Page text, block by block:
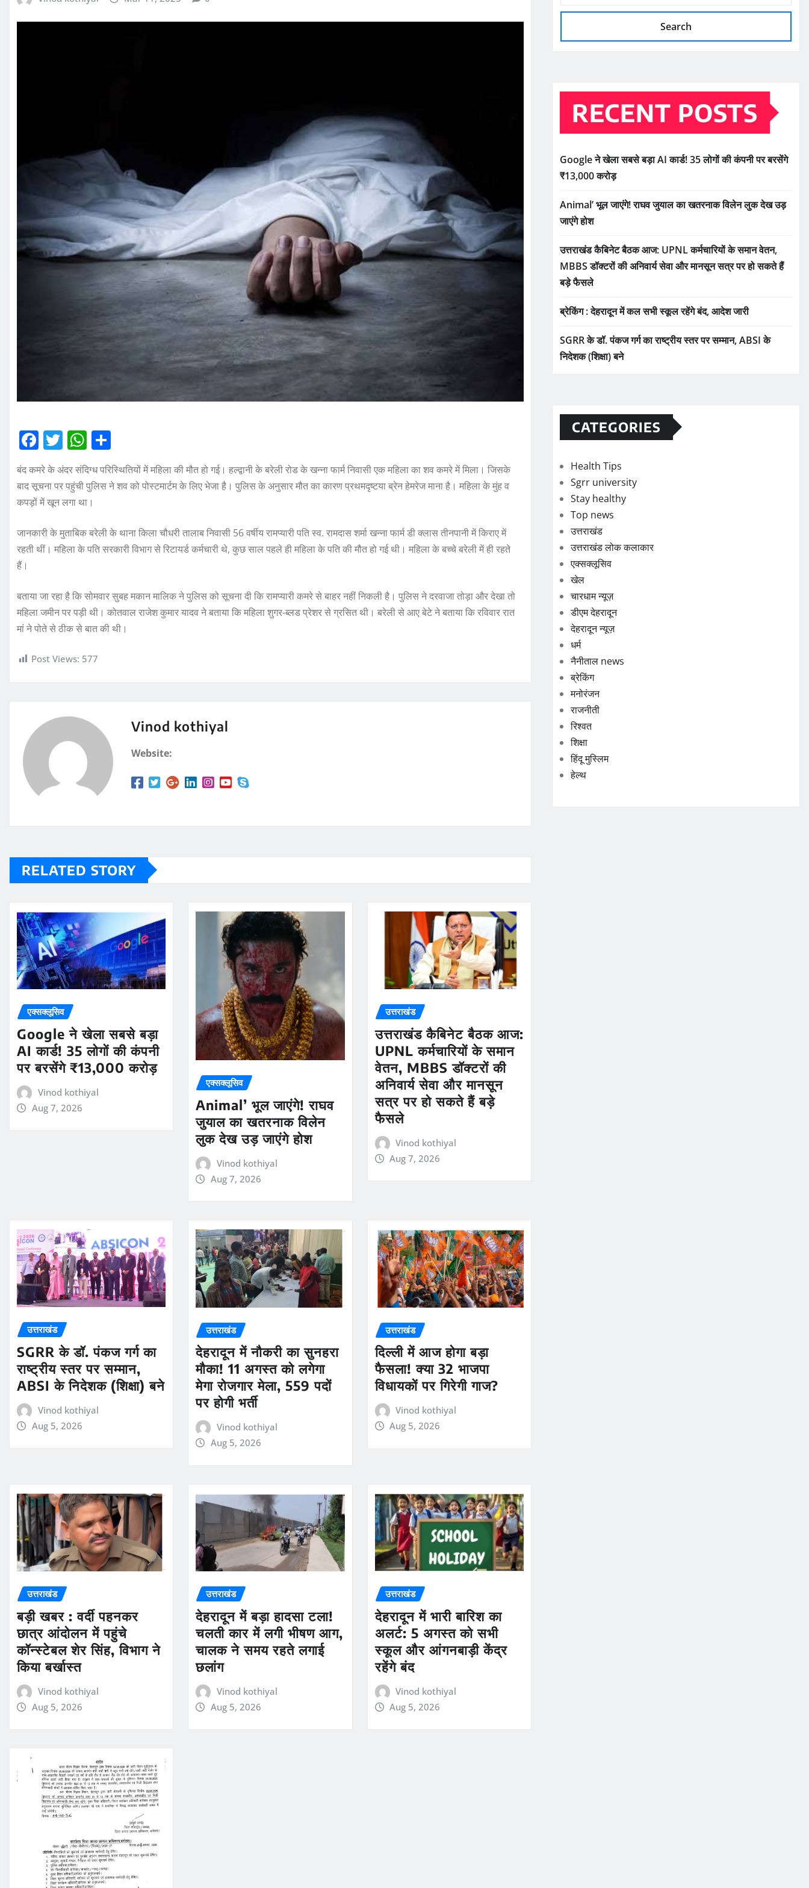
F
a
c
e
o
o
T
w
it
te
W
h
at
s
p
p
h
a
re
बंद कमरे के अंदर संदिग्ध परिस्थितियों में महिला की मौत हो गई। हल्द्वानी के बरेली रोड के खन्ना फार्म निवासी एक महिला का शव कमरे में मिला। जिसके
बाद सूचना पर पहुंची पुलिस ने शव को पोस्टमार्टम के लिए भेजा है। पुलिस के अनुसार मौत का कारण प्रथमदृष्टया ब्रेन हेमरेज माना है। महिला के मुंह व
कपड़ों में खून लगा था।
जानकारी के मुताबिक बरेली के थाना किला चौधरी तालाब निवासी 56 वर्षीय रामप्यारी पति स्व. रामदास शर्मा खन्ना फार्म डी क्लास तीनपानी में किराए में
रहती थीं। महिला के पति सरकारी विभाग से रिटायर्ड कर्मचारी थे, कुछ साल पहले ही महिला के पति की मौत हो गई थी। महिला के बच्चे बरेली में ही रहते
हैं।
बताया जा रहा है कि सोमवार सुबह मकान मालिक ने पुलिस को सूचना दी कि रामप्यारी कमरे से बाहर नहीं निकली है। पुलिस ने दरवाजा तोड़ा और देखा तो
महिला जमीन पर पड़ी थी। कोतवाल राजेश कुमार यादव ने बताया कि महिला शुगर-ब्लड प्रेशर से ग्रसित थी। बरेली से आए बेटे ने बताया कि रविवार रात
मां ने पोते से ठीक से बात की थी।
Post Views: 577
Vinod kothiyal
Website:
RELATED STORY
एक्सक्लूसिव
Google ने खेला सबसे बड़ा
AI कार्ड! 35 लोगों की कंपनी
पर बरसेंगे ₹13,000 करोड़
Vinod kothiyal
Aug 7, 2026
एक्सक्लूसिव
Animal’ भूल जाएंगे! राघव
जुयाल का खतरनाक विलेन
लुक देख उड़ जाएंगे होश
Vinod kothiyal
Aug 7, 2026
उत्तराखंड
उत्तराखंड कैबिनेट बैठक आज:
UPNL कर्मचारियों के समान
वेतन, MBBS डॉक्टरों की
अनिवार्य सेवा और मानसून
सत्र पर हो सकते हैं बड़े
फैसले
Vinod kothiyal
Aug 7, 2026
उत्तराखंड
SGRR के डॉ. पंकज गर्ग का
राष्ट्रीय स्तर पर सम्मान,
ABSI के निदेशक (शिक्षा) बने
Vinod kothiyal
Aug 5, 2026
उत्तराखंड
देहरादून में नौकरी का सुनहरा
मौका! 11 अगस्त को लगेगा
मेगा रोजगार मेला, 559 पदों
पर होगी भर्ती
Vinod kothiyal
Aug 5, 2026
उत्तराखंड
दिल्ली में आज होगा बड़ा
फैसला! क्या 32 भाजपा
विधायकों पर गिरेगी गाज?
Vinod kothiyal
Aug 5, 2026
उत्तराखंड
बड़ी खबर : वर्दी पहनकर
छात्र आंदोलन में पहुंचे
कॉन्स्टेबल शेर सिंह, विभाग ने
किया बर्खास्त
Vinod kothiyal
Aug 5, 2026
उत्तराखंड
देहरादून में बड़ा हादसा टला!
चलती कार में लगी भीषण आग,
चालक ने समय रहते लगाई
छलांग
Vinod kothiyal
Aug 5, 2026
उत्तराखंड
देहरादून में भारी बारिश का
अलर्ट: 5 अगस्त को सभी
स्कूल और आंगनबाड़ी केंद्र
रहेंगे बंद
Vinod kothiyal
Aug 5, 2026
Search
RECENT POSTS
Google ने खेला सबसे बड़ा AI कार्ड! 35 लोगों की कंपनी पर बरसेंगे
₹13,000 करोड़
Animal’ भूल जाएंगे! राघव जुयाल का खतरनाक विलेन लुक देख उड़
जाएंगे होश
उत्तराखंड कैबिनेट बैठक आज: UPNL कर्मचारियों के समान वेतन,
MBBS डॉक्टरों की अनिवार्य सेवा और मानसून सत्र पर हो सकते हैं
बड़े फैसले
ब्रेकिंग : देहरादून में कल सभी स्कूल रहेंगे बंद, आदेश जारी
SGRR के डॉ. पंकज गर्ग का राष्ट्रीय स्तर पर सम्मान, ABSI के
निदेशक (शिक्षा) बने
CATEGORIES
Health Tips
Sgrr university
Stay healthy
Top news
उत्तराखंड
उत्तराखंड लोक कलाकार
एक्सक्लूसिव
खेल
चारधाम न्यूज़
डीएम देहरादून
देहरादून न्यूज़
धर्म
नैनीताल news
ब्रेकिंग
मनोरंजन
राजनीती
रिश्वत
शिक्षा
हिंदू मुस्लिम
हेल्थ